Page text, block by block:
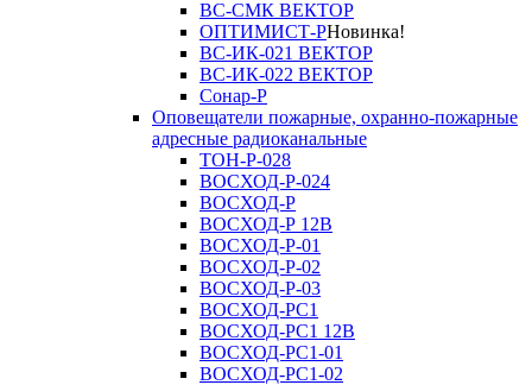
ВС-СМК ВЕКТОР
ОПТИМИСТ-РНовинка!
ВС-ИК-021 ВЕКТОР
ВС-ИК-022 ВЕКТОР
Сонар-Р
Оповещатели пожарные, охранно-пожарные
адресные радиоканальные
ТОН-Р-028
ВОСХОД-Р-024
ВОСХОД-Р
ВОСХОД-Р 12В
ВОСХОД-Р-01
ВОСХОД-Р-02
ВОСХОД-Р-03
ВОСХОД-РС1
ВОСХОД-РС1 12В
ВОСХОД-РС1-01
ВОСХОД-РС1-02